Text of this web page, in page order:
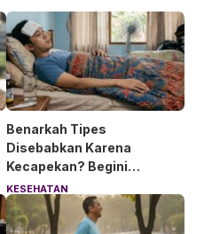
Benarkah Tipes
Disebabkan Karena
Kecapekan? Begini
Penjelasan Dokter RS Sari
Asih Bintaro
KESEHATAN